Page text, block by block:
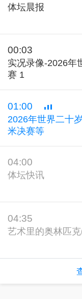
体坛晨报
00:03
实况录像-2026年
赛 1
01:00
2026年世界二十
米决赛等
04:00
体坛快讯
04:35
艺术里的奥林匹